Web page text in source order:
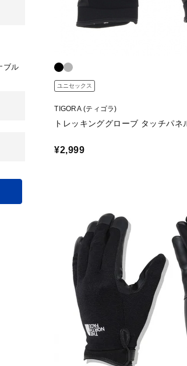
ブル
ユニセックス
TIGORA (ティゴラ)
トレッキンググローブ タッチパネ
¥2,999